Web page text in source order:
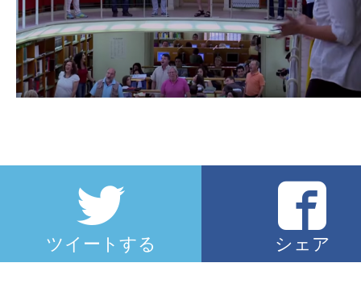
ツイートする シェア